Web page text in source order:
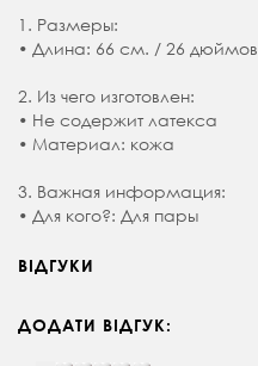
1. Размеры:
• Длина: 66 см. / 26 дюймов
2. Из чего изготовлен:
• Не содержит латекса
• Материал: кожа
3. Важная информация:
• Для кого?: Для пары
ВІДГУКИ
ДОДАТИ ВІДГУК: